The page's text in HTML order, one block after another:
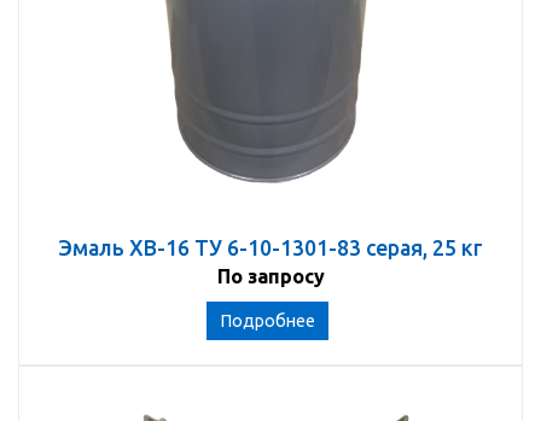
Эмаль ХВ-16 ТУ 6-10-1301-83 серая, 25 кг
По запросу
Подробнее